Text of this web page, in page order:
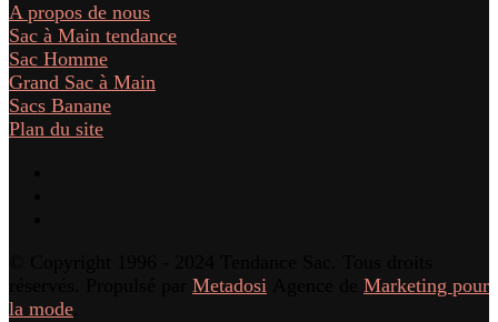
A propos de nous
Sac à Main tendance
Sac Homme
Grand Sac à Main
Sacs Banane
Plan du site
Metadosi
Marketing pour
la mode